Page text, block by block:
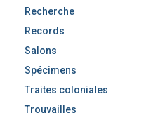
Recherche
Records
Salons
Spécimens
Traites coloniales
Trouvailles